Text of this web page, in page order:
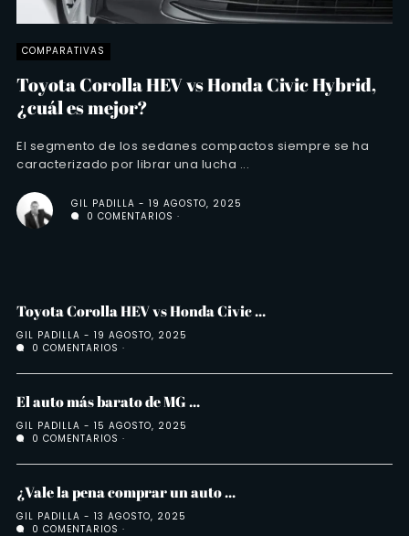
COMPARATIVAS
Toyota Corolla HEV vs Honda Civic Hybrid,
¿cuál es mejor?
El segmento de los sedanes compactos siempre se ha
caracterizado por librar una lucha ...
GIL PADILLA
19 AGOSTO, 2025
0 COMENTARIOS
Toyota Corolla HEV vs Honda Civic ...
GIL PADILLA
19 AGOSTO, 2025
0 COMENTARIOS
El auto más barato de MG ...
GIL PADILLA
15 AGOSTO, 2025
0 COMENTARIOS
¿Vale la pena comprar un auto ...
GIL PADILLA
13 AGOSTO, 2025
0 COMENTARIOS